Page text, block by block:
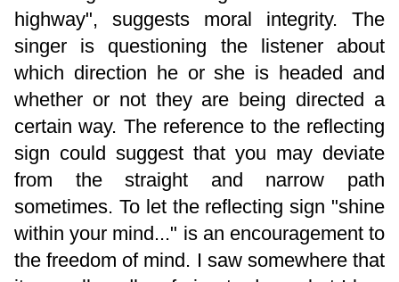
highway", suggests moral integrity. The
singer is questioning the listener about
which direction he or she is headed and
whether or not they are being directed a
certain way. The reference to the reflecting
sign could suggest that you may deviate
from the straight and narrow path
sometimes. To let the reflecting sign "shine
within your mind..." is an encouragement to
the freedom of mind. I saw somewhere that